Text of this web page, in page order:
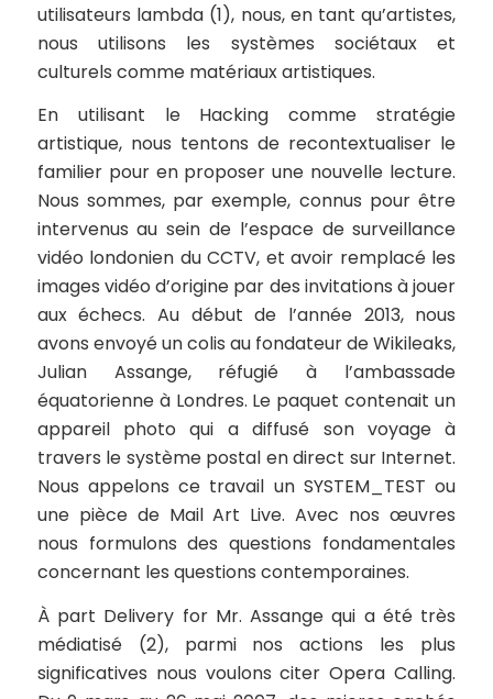
utilisateurs lambda(1), nous, en tant qu’artistes,
nous utilisons les systèmes sociétaux et
culturels comme matériaux artistiques.
En utilisant le Hacking comme stratégie
artistique, nous tentons de recontextualiser le
familier pour en proposer une nouvelle lecture.
Nous sommes, par exemple, connus pour être
intervenus au sein de l’espace de surveillance
vidéo londonien du CCTV, et avoir remplacé les
images vidéo d’origine par des invitations à jouer
aux échecs. Au début de l’année 2013, nous
avons envoyé un colis au fondateur de Wikileaks,
Julian Assange, réfugié à l’ambassade
équatorienne à Londres. Le paquet contenait un
appareil photo qui a diffusé son voyage à
travers le système postal en direct sur Internet.
Nous appelons ce travail un SYSTEM_TEST ou
une pièce de Mail Art Live. Avec nos œuvres
nous formulons des questions fondamentales
concernant les questions contemporaines.
À part Delivery for Mr. Assange qui a été très
médiatisé (2), parmi nos actions les plus
significatives nous voulons citerOpera Calling.